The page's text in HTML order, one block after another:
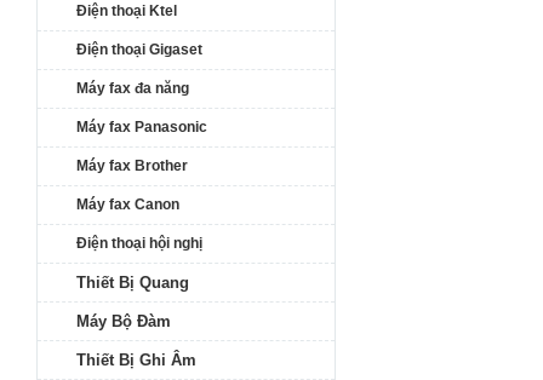
Điện thoại Ktel
Điện thoại Gigaset
Máy fax đa năng
Máy fax Panasonic
Máy fax Brother
Máy fax Canon
Điện thoại hội nghị
Thiết Bị Quang
Máy Bộ Đàm
Thiết Bị Ghi Âm